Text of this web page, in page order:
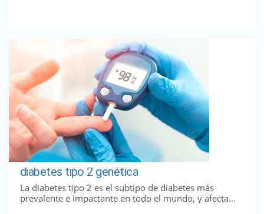
diabetes tipo 2 genética
La diabetes tipo 2 es el subtipo de diabetes más
prevalente e impactante en todo el mundo, y afecta...